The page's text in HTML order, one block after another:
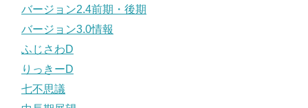
バージョン2.4前期・後期
バージョン3.0情報
ふじさわD
りっきーD
七不思議